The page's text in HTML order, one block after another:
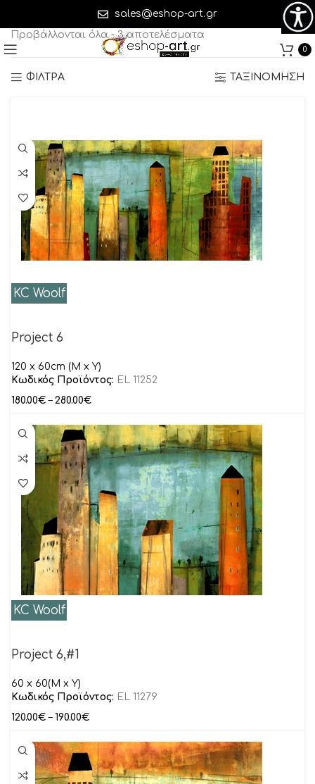
sales@eshop-art.gr
0
Προβάλλονται όλα - 3 αποτελέσματα
ΦΙΛΤΡΑ ΤΑΞΙΝΟΜΗΣΗ
KC Woolf
Project 6
120 x 60cm (M x Y)
Κωδικός Προϊόντος: EL 11252
180.00€ – 280.00€
KC Woolf
Project 6,#1
60 x 60(M x Y)
Κωδικός Προϊόντος: EL 11279
120.00€ – 190.00€